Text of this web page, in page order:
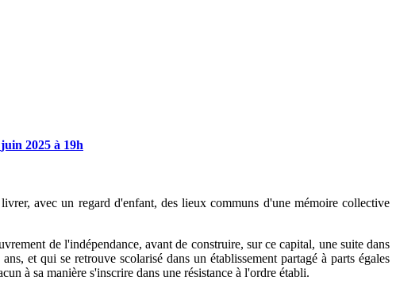
juin 2025 à 19h
avec un regard d'enfant, des lieux communs d'une mémoire collective
de l'indépendance, avant de construire, sur ce capital, une suite dans
et qui se retrouve scolarisé dans un établissement partagé à parts égales
à sa manière s'inscrire dans une résistance à l'ordre établi.